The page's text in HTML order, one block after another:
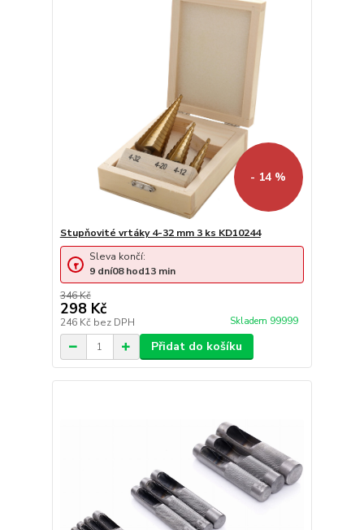
- 14 %
Stupňovité vrtáky 4-32 mm 3 ks KD10244
346 Kč
298 Kč
246 Kč bez DPH Skladem 99999
Sleva končí:
9 dní08hod13 min
Přidat do košíku